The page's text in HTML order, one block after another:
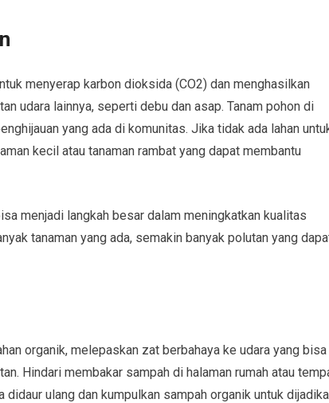
menyerap karbon dioksida (CO2) dan menghasilkan
udara lainnya, seperti debu dan asap. Tanam pohon di
yang ada di komunitas. Jika tidak ada lahan
kecil atau tanaman rambat yang dapat membantu
menjadi langkah besar dalam meningkatkan kualitas
tanaman yang ada, semakin banyak polutan yang
organik, melepaskan zat berbahaya ke udara yang bisa
Hindari membakar sampah di halaman rumah atau
ulang dan kumpulkan sampah organik untuk